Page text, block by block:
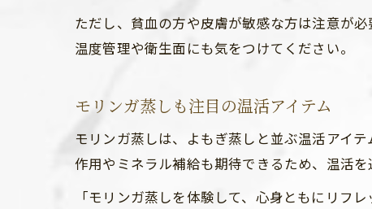
ただし、貧血の方や皮膚が敏感な方は注意が
温度管理や衛生面にも気をつけてください。
モリンガ蒸しも注目の温活アイテム
モリンガ蒸しは、よもぎ蒸しと並ぶ温活アイ
作用やミネラル補給も期待できるため、温活
「モリンガ蒸しを体験して、心身ともにリフ